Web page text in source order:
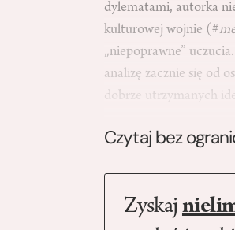
dylematami, autorka
kulturowej wojnie (#
„niepoprawne”
analizę zacznie się od
dobrze utrzymanych
Czytaj bez
Zyskaj